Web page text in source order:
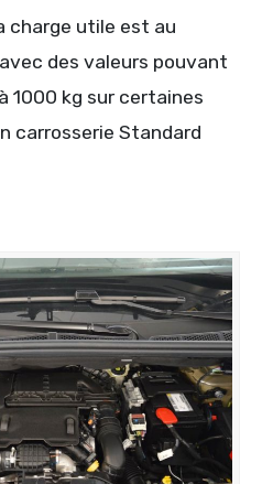
charge utile est au
des valeurs pouvant
1000 kg sur certaines
carrosserie Standard